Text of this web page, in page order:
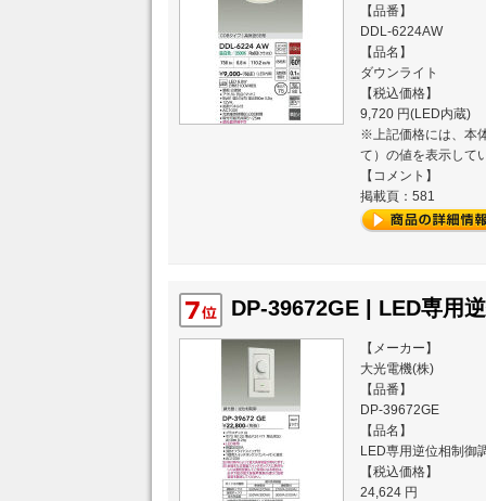
【品番】
DDL-6224AW
【品名】
ダウンライト
【税込価格】
9,720 円(LED内蔵)
※上記価格には、本
て）の値を表示して
【コメント】
掲載頁：581
DP-39672GE | LED専用
【メーカー】
大光電機(株)
【品番】
DP-39672GE
【品名】
LED専用逆位相制御
【税込価格】
24,624 円